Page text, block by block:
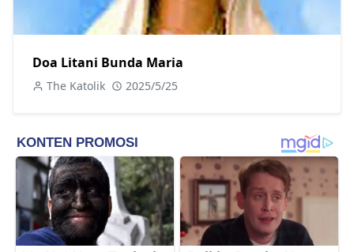
Doa Litani Bunda Maria
The Katolik 2025/5/25